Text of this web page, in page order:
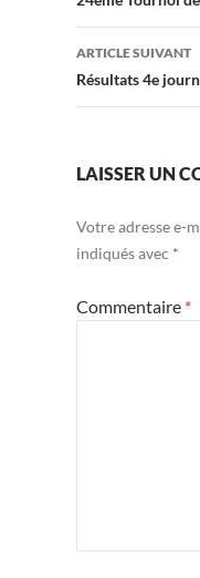
articles
ARTICLE SUIVANT
Résultats 4e
LAISSER UN
Votre adresse e-
indiqués avec *
Commentaire *